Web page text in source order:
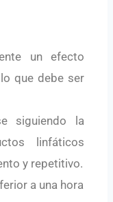
un efecto
que debe ser
siguiendo la
linfáticos
y repetitivo.
a una hora